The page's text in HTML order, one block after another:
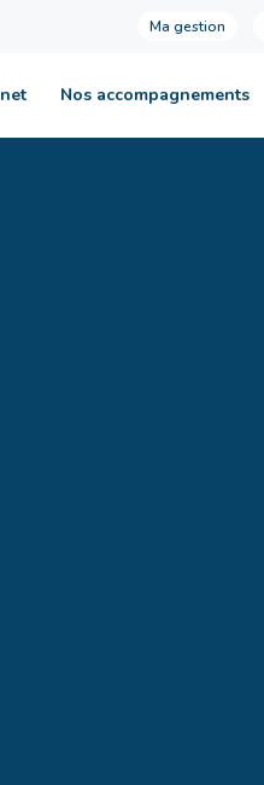
Ma gestion
Nos accompagnements